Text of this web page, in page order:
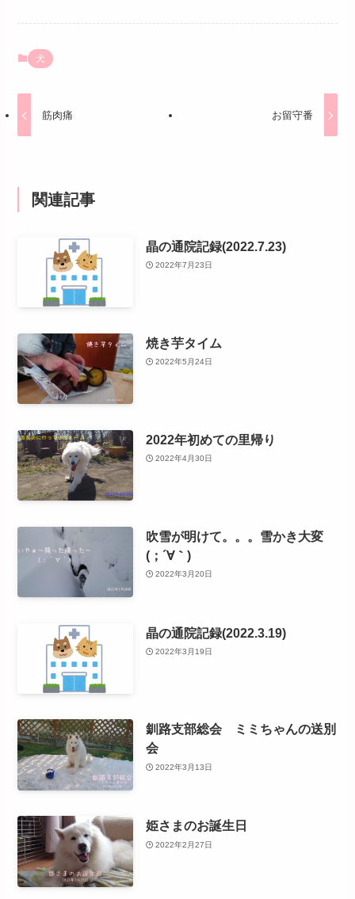
犬
筋肉痛 お留守番
関連記事
晶の通院記録(2022.7.23)
2022年7月23日
焼き芋タイム
2022年5月24日
2022年初めての里帰り
2022年4月30日
吹雪が明けて。。。雪かき大変
(；´∀｀)
2022年3月20日
晶の通院記録(2022.3.19)
2022年3月19日
釧路支部総会 ミミちゃんの送別
会
2022年3月13日
姫さまのお誕生日
2022年2月27日